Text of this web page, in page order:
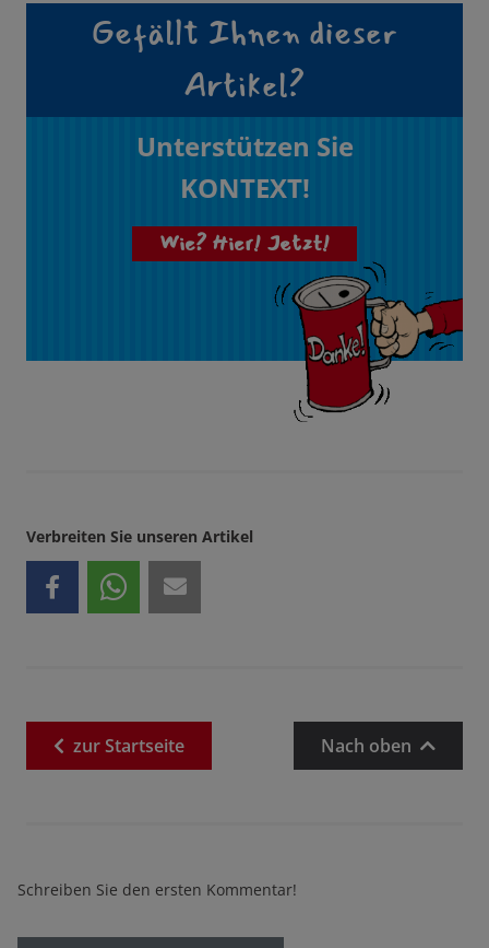
Gefällt Ihnen dieser
Artikel?
Unterstützen Sie
KONTEXT!
Wie? Hier! Jetzt!
Verbreiten Sie unseren Artikel
zurStartseite Nach oben
Schreiben Sie den ersten Kommentar!